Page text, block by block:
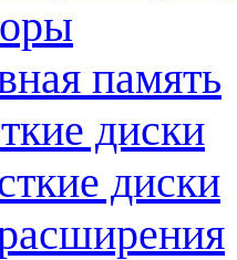
память
диски
диски